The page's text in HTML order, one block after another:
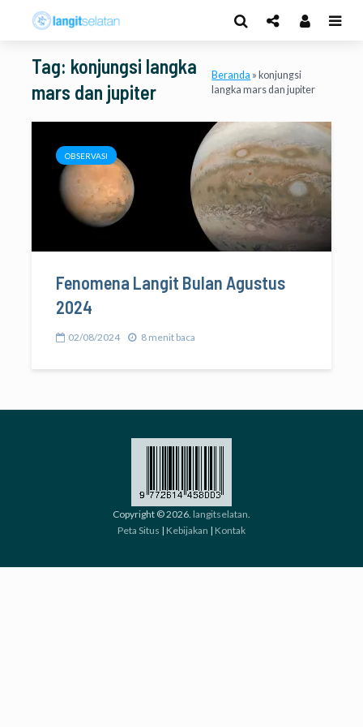
Tag: konjungsi langka
mars dan jupiter
Beranda » konjungsi
langka mars dan jupiter
OBSERVASI
Fenomena Langit Bulan Agustus
2024
02/08/2024 8 menit baca
Copyright © 2026. langitselatan.
Peta Situs | Kebijakan | Kontak